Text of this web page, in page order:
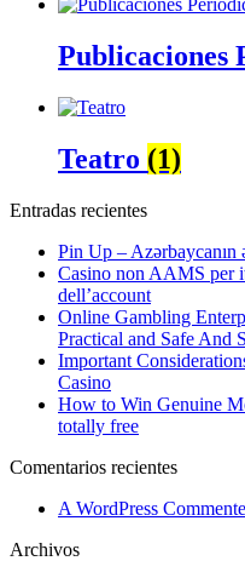
Publicaciones
Teatro (1)
Entradas recientes
Pin Up – Azərbaycanın
Casino non AAMS per
dell’account
Online Gambling
Practical and Safe And
Important
Casino
How to Win Genuine
totally free
Comentarios recientes
A WordPress
Archivos